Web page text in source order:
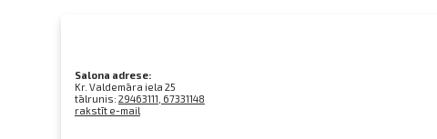
Salona adrese:
Kr. Valdemāra iela 25
tālrunis: 29463111, 67331148
rakstīt e-mail